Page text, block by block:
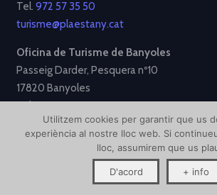
Tel. 972 57 35 50
turisme@plaestany.cat
Oficina de Turisme de Banyoles
Passeig Darder, Pesquera nº10
17820 Banyoles
Tel.972 58 34 70
turisme@ajbanyoles.org
[Política de Privacitat]
Disseny i desenvolupament per
Utilitzem cookies per garantir que us
experiència al nostre lloc web. Si
lloc, assumirem que us
D'acord + info